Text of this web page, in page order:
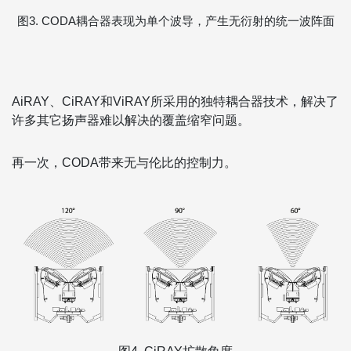
图3. CODA耦合器表现为单个波导，产生无衍射的统一波阵面
AiRAY、CiRAY和ViRAY所采用的独特耦合器技术，解决了
许多其它扬声器难以解决的覆盖缩窄问题。
再一次，CODA带来无与伦比的控制力。